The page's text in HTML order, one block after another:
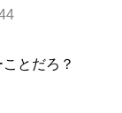
とだろ？